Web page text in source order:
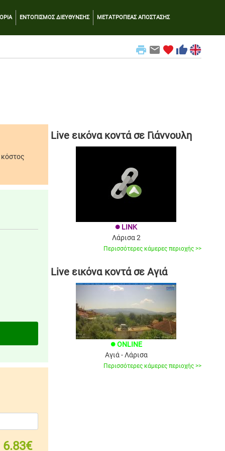
ΕΝΤΟΠΙΣΜΟΣ ΔΙΕΥΘΥΝΣΗΣ ΜΕΤΑΤΡΟΠΕΑΣ ΑΠΟΣΤΑΣΗΣ
print email favorite thumb_up
6.83€
Live εικόνα κοντά σε Γιάννουλη
brightness_1 LINK
Λάρισα 2
Περισσότερες κάμερες περιοχής >>
Live εικόνα κοντά σε Αγιά
brightness_1 ONLINE
Αγιά - Λάρισα
Περισσότερες κάμερες περιοχής >>